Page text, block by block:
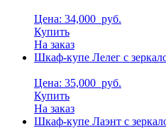
Цена: 34,000 руб.
Купить
На заказ
Шкаф-купе Лелег с
Цена: 35,000 руб.
Купить
На заказ
Шкаф-купе Лаэнт с